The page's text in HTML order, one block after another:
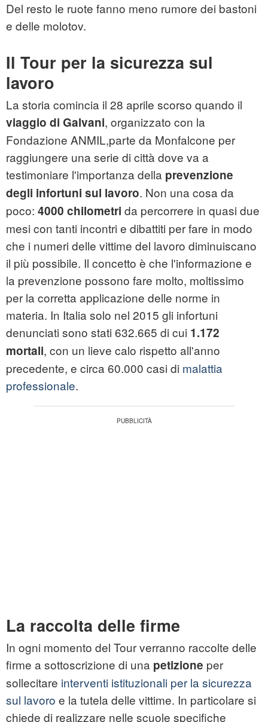
Del resto le ruote fanno meno rumore dei bastoni
e delle molotov.
Il Tour per la sicurezza sul
lavoro
La storia comincia il 28 aprile scorso quando il
viaggio di Galvani, organizzato con la
Fondazione ANMIL,parte da Monfalcone per
raggiungere una serie di città dove va a
testimoniare l'importanza della prevenzione
degli infortuni sul lavoro. Non una cosa da
poco: 4000 chilometri da percorrere in quasi due
mesi con tanti incontri e dibattiti per fare in modo
che i numeri delle vittime del lavoro diminuiscano
il più possibile. Il concetto è che l'informazione e
la prevenzione possono fare molto, moltissimo
per la corretta applicazione delle norme in
materia. In Italia solo nel 2015 gli infortuni
denunciati sono stati 632.665 di cui 1.172
mortali, con un lieve calo rispetto all'anno
precedente, e circa 60.000 casi di malattia
professionale.
La raccolta delle firme
In ogni momento del Tour verranno raccolte delle
firme a sottoscrizione di una petizione per
sollecitare interventi istituzionali per la sicurezza
sul lavoro e la tutela delle vittime. In particolare si
chiede di realizzare nelle scuole specifiche